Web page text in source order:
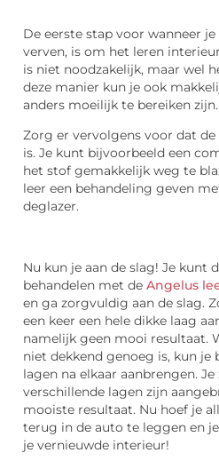
De eerste stap voor wanneer
verven, is om het leren
is niet noodzakelijk, maar wel
deze manier kun je ook
anders moeilijk te bereiken zijn.
Zorg er vervolgens voor dat
is. Je kunt bijvoorbeeld een
het stof gemakkelijk weg te
leer een behandeling geven
deglazer.
Nu kun je aan de slag! Je kunt
behandelen met de Angelus
en ga zorgvuldig aan de slag.
een keer een hele dikke laag
namelijk geen mooi resultaat.
niet dekkend genoeg is, kun je
lagen na elkaar aanbrengen.
verschillende lagen zijn
mooiste resultaat. Nu hoef je
terug in de auto te leggen en
je vernieuwde interieur!